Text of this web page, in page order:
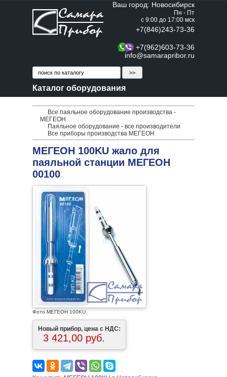
Ваш город: Новосибирск
Пн - Пт
с 9:00 до 17:00 мск
+7(846)243-73-36
+7(962)603-73-36
info@samarapribor.ru
Каталог оборудования
Все паяльное оборудование производства -
МЕГЕОН
Паяльное оборудование - все производители
Все приборы производства МЕГЕОН
МЕГЕОН 100KU жало для
паяльной станции МЕГЕОН
00100
Фото МЕГЕОН 100KU
Новый прибор, цена с НДС:
3 421,00 руб.